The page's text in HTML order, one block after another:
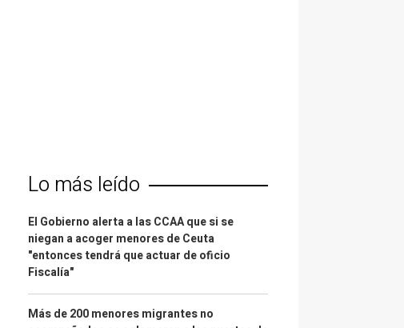
Lo más leído
El Gobierno alerta a las CCAA que si se
niegan a acoger menores de Ceuta
"entonces tendrá que actuar de oficio
Fiscalía"
Más de 200 menores migrantes no